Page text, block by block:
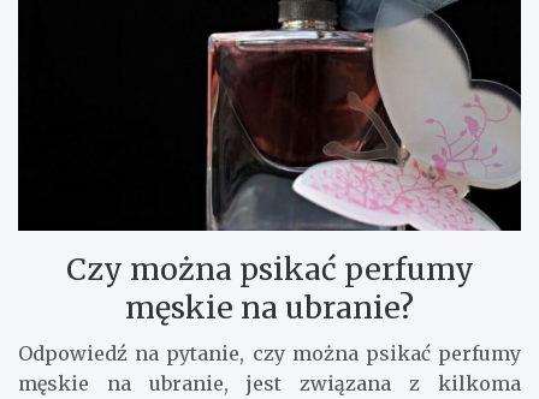
Czy można psikać perfumy
męskie na ubranie?
Odpowiedź na pytanie, czy można psikać perfumy
męskie na ubranie, jest związana z kilkoma